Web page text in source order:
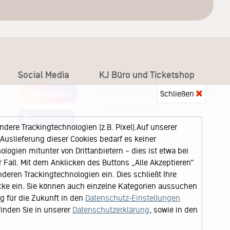
Social Media
Facebook
KJ Büro und Ticketshop
Karsten Jahnke Konzertdirektion
22767 Hamburg
Schließen
Trackingtechnologien (z.B. Pixel).Auf unserer
dieser Cookies bedarf es keiner
mitunter von Drittanbietern – dies ist etwa bei
Mit dem Anklicken des Buttons „Alle Akzeptieren“
Trackingtechnologien ein. Dies schließt Ihre
ein. Sie können auch einzelne Kategorien aussuchen
für die Zukunft in den Datenschutz-Einstellungen
Sie in unserer Datenschutzerklärung , sowie in den